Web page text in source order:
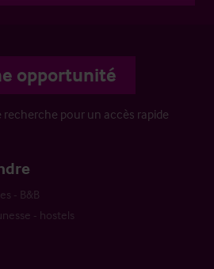
opportunité
pour un accès rapide
- B&B
- hostels